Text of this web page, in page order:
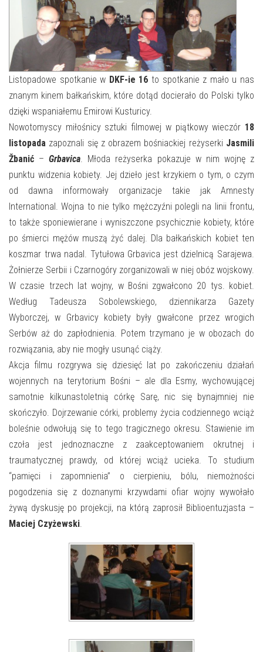
NAJBLIŻSZE WYDARZENIA
WYDARZENIA BIEŻĄCE
WYDARZYŁO SIĘ
NASZA OFERTA
STREFA WIEDZY O REGIONIE
STREFA KOLORU
FORMY STAŁE
NASZE FILIE
POLECANE STRONY
WYDARZENIA KULTURALNE
FOTO
E-INFORMATOR
Listopadowe spotkanie w DKF-ie 16 to spotkanie z mało u nas
znanym kinem bałkańskim, które dotąd docierało do Polski tylko
dzięki wspaniałemu Emirowi Kusturicy.
Nowotomyscy miłośnicy sztuki filmowej w piątkowy wieczór 18
listopada zapoznali się z obrazem bośniackiej reżyserki Jasmili
Žbanić –Grbavica. Młoda reżyserka pokazuje w nim wojnę z
punktu widzenia kobiety. Jej dzieło jest krzykiem o tym, o czym
od dawna informowały organizacje takie jak Amnesty
International. Wojna to nie tylko mężczyźni polegli na linii frontu,
to także sponiewierane i wyniszczone psychicznie kobiety, które
po śmierci mężów muszą żyć dalej. Dla bałkańskich kobiet ten
koszmar trwa nadal. Tytułowa Grbavica jest dzielnicą Sarajewa.
Żołnierze Serbii i Czarnogóry zorganizowali w niej obóz wojskowy.
W czasie trzech lat wojny, w Bośni zgwałcono 20 tys. kobiet.
Według Tadeusza Sobolewskiego, dziennikarza Gazety
Wyborczej, w Grbavicy kobiety były gwałcone przez wrogich
Serbów aż do zapłodnienia. Potem trzymano je w obozach do
rozwiązania, aby nie mogły usunąć ciąży.
Akcja filmu rozgrywa się dziesięć lat po zakończeniu działań
wojennych na terytorium Bośni – ale dla Esmy, wychowującej
samotnie kilkunastoletnią córkę Sarę, nic się bynajmniej nie
skończyło. Dojrzewanie córki, problemy życia codziennego wciąż
boleśnie odwołują się to tego tragicznego okresu. Stawienie im
czoła jest jednoznaczne z zaakceptowaniem okrutnej i
traumatycznej prawdy, od której wciąż ucieka. To studium
“pamięci i zapomnienia” o cierpieniu, bólu, niemożności
pogodzenia się z doznanymi krzywdami ofiar wojny wywołało
żywą dyskusję po projekcji, na którą zaprosił Biblioentuzjasta –
Maciej Czyżewski.